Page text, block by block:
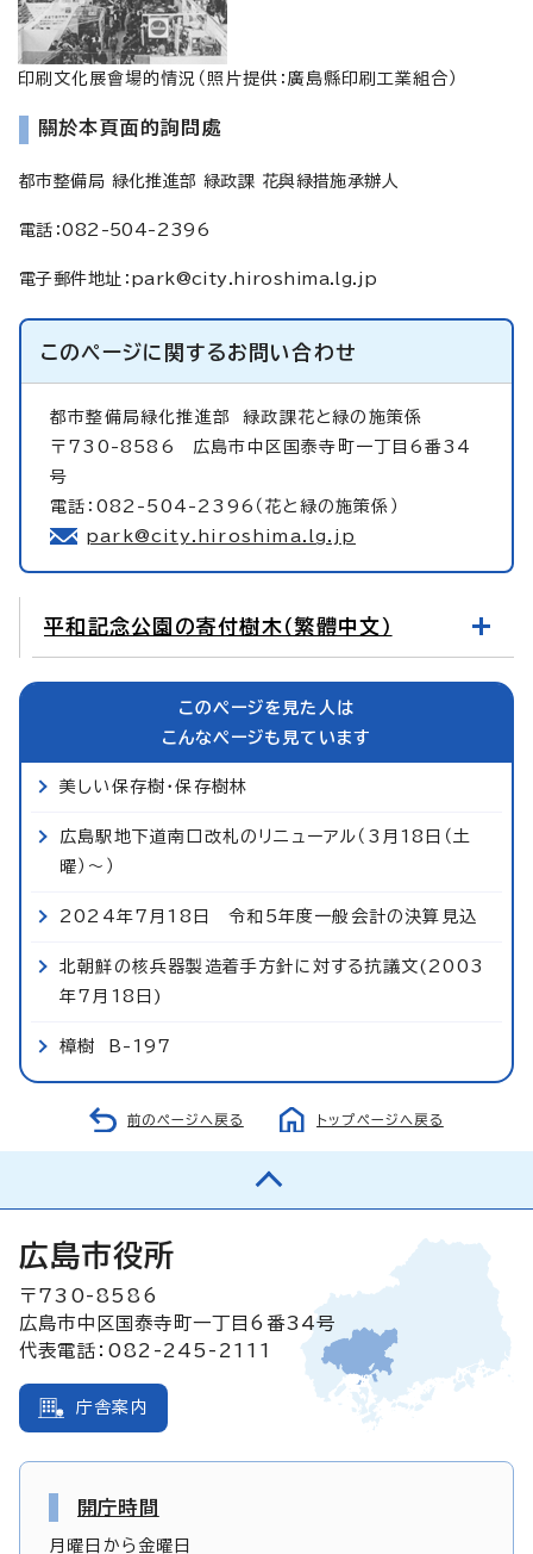
印刷文化展會場的情況（照片提供：廣島縣印刷工業組合）
關於本頁面的詢問處
都市整備局 緑化推進部 緑政課 花與緑措施承辦人
電話：082-504-2396
電子郵件地址： park@city.hiroshima.lg.jp
このページに関するお問い合わせ
都市整備局緑化推進部緑政課花と緑の施策係
〒730-8586 広島市中区国泰寺町一丁目6番34
号
電話：082-504-2396（花と緑の施策係）
park@city.hiroshima.lg.jp
平和記念公園の寄付樹木（繁體中文）
このページを見た人は
こんなページも見ています
美しい保存樹・保存樹林
広島駅地下道南口改札のリニューアル（3月18日（土
曜）～）
2024年7月18日 令和5年度一般会計の決算見込
北朝鮮の核兵器製造着手方針に対する抗議文(2003
年7月18日)
樟樹 B-197
前のページへ戻る トップページへ戻る
広島市役所
〒730-8586
広島市中区国泰寺町一丁目6番34号
代表電話：082-245-2111
庁舎案内
開庁時間
月曜日から金曜日